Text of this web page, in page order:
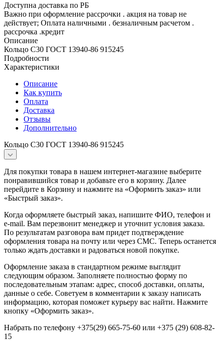
Доступна доставка по РБ
Важно при оформление рассрочки . акция на товар не
действует; Оплата наличными . безналичным расчетом .
рассрочка .кредит
Описание
Кольцо С30 ГОСТ 13940-86 915245
Подробности
Характеристики
Описание
Как купить
Оплата
Доставка
Отзывы
Дополнительно
Кольцо С30 ГОСТ 13940-86 915245
Для покупки товара в нашем интернет-магазине выберите
понравившийся товар и добавьте его в корзину. Далее
перейдите в Корзину и нажмите на «Оформить заказ» или
«Быстрый заказ».
Когда оформляете быстрый заказ, напишите ФИО, телефон и
e-mail. Вам перезвонит менеджер и уточнит условия заказа.
По результатам разговора вам придет подтверждение
оформления товара на почту или через СМС. Теперь останется
только ждать доставки и радоваться новой покупке.
Оформление заказа в стандартном режиме выглядит
следующим образом. Заполняете полностью форму по
последовательным этапам: адрес, способ доставки, оплаты,
данные о себе. Советуем в комментарии к заказу написать
информацию, которая поможет курьеру вас найти. Нажмите
кнопку «Оформить заказ».
Набрать по телефону +375(29) 665-75-60 или +375 (29) 608-82-
15